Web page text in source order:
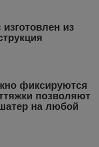
из
фиксируются
позволяют
на любой